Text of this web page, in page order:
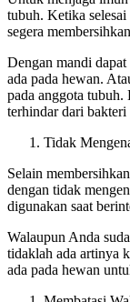
tubuh. Ketika
segera
Dengan mandi
ada pada hewan.
pada anggota tubuh.
terhindar dari bakteri
Tidak
Selain
dengan tidak
digunakan saat
Walaupun Anda
tidaklah ada artinya
ada pada hewan